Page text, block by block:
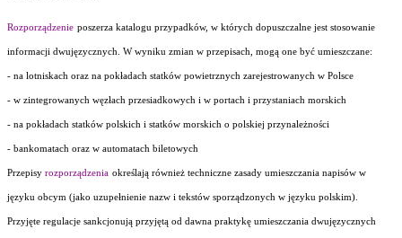
Rozporządzenie poszerza katalogu przypadków, w których dopuszczalne jest stosowanie
informacji dwujęzycznych. W wyniku zmian w przepisach, mogą one być umieszczane:
- na lotniskach oraz na pokładach statków powietrznych zarejestrowanych w Polsce
- w zintegrowanych węzłach przesiadkowych i w portach i przystaniach morskich
- na pokładach statków polskich i statków morskich o polskiej przynależności
- bankomatach oraz w automatach biletowych
Przepisy rozporządzenia określają również techniczne zasady umieszczania napisów w
języku obcym (jako uzupełnienie nazw i tekstów sporządzonych w języku polskim).
Przyjęte regulacje sankcjonują przyjętą od dawna praktykę umieszczania dwujęzycznych